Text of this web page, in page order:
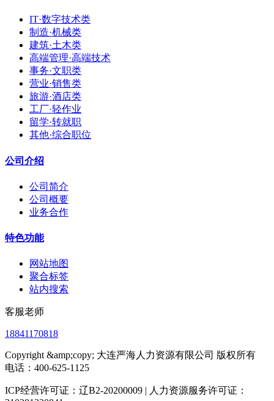
IT·数字技术类
制造·机械类
建筑·土木类
高端管理·高端技术
事务·文职类
营业·销售类
旅游·酒店类
工厂·轻作业
留学·转就职
其他·综合职位
公司介绍
公司简介
公司概要
业务合作
特色功能
网站地图
聚合标签
站内搜索
客服老师
18841170818
Copyright &amp;copy; 大连严海人力资源有限公司 版权所有
电话：400-625-1125
ICP经营许可证：辽B2-20200009 | 人力资源服务许可证：